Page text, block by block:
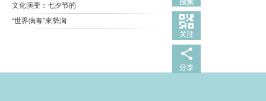
文化演变：七夕节的
“世界病毒”來勢洶